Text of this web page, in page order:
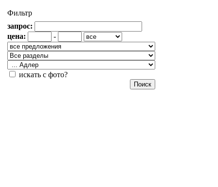
Фильтр
запрос:
цена:
-
искать с фото?